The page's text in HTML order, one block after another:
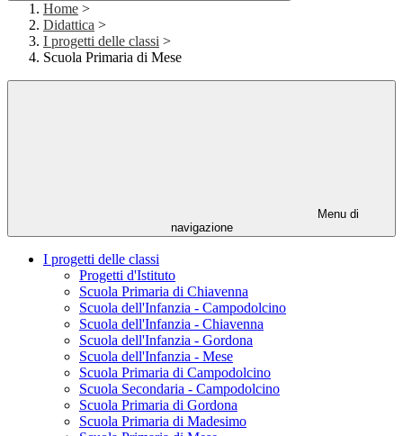
Home >
Didattica >
I progetti delle classi >
Scuola Primaria di Mese
Menu di
navigazione
I progetti delle classi
Progetti d'Istituto
Scuola Primaria di Chiavenna
Scuola dell'Infanzia - Campodolcino
Scuola dell'Infanzia - Chiavenna
Scuola dell'Infanzia - Gordona
Scuola dell'Infanzia - Mese
Scuola Primaria di Campodolcino
Scuola Secondaria - Campodolcino
Scuola Primaria di Gordona
Scuola Primaria di Madesimo